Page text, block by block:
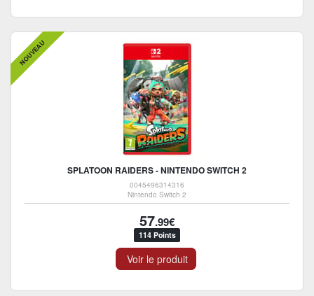
SPLATOON RAIDERS - NINTENDO SWITCH 2
0045496314316
Nintendo Switch 2
57.99€
114 Points
NOUVEAU
Voir le produit